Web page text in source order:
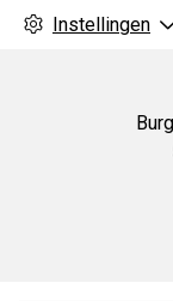
Instellingen